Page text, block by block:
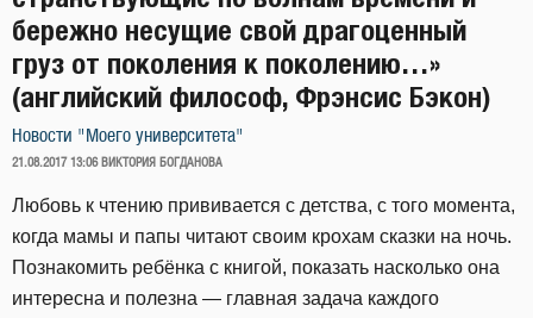
бережно несущие свой драгоценный
груз от поколения к поколению…»
(английский философ, Фрэнсис Бэкон)
Новости "Моего университета"
ОПУБЛИКОВАНО
21.08.2017 13:06 ВИКТОРИЯ БОГДАНОВА
Любовь к чтению прививается с детства, с того момента,
когда мамы и папы читают своим крохам сказки на ночь.
Познакомить ребёнка с книгой, показать насколько она
интересна и полезна — главная задача каждого